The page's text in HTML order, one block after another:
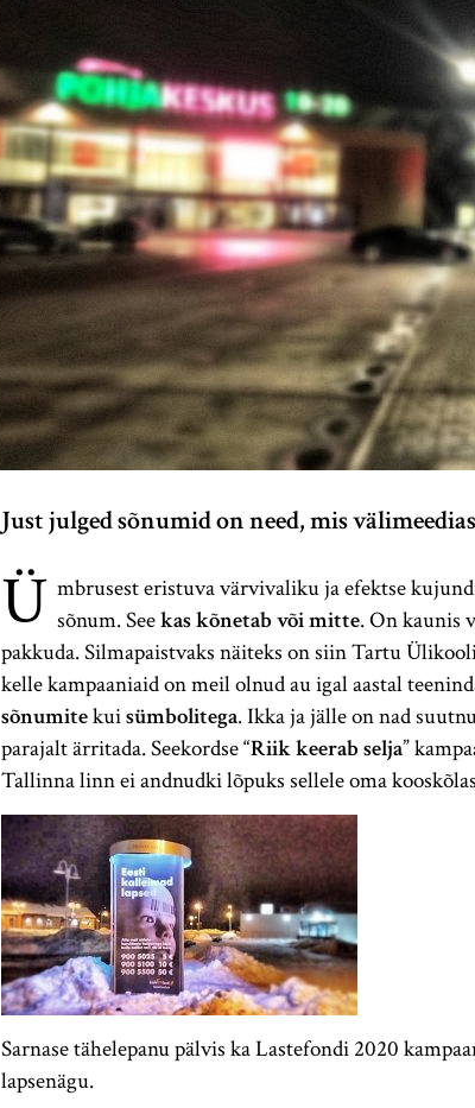
Just julged sõnumid on need, mis
Ü mbrusest eristuva värvivaliku ja efektse
sõnum. Seekas kõnetab või mitte. On kaunis
pakkuda. Silmapaistvaks näiteks on siin Tartu
kelle kampaaniaid on meil olnud au igal aastal
sõnumitekuisümbolitega. Ikka ja jälle on nad
parajalt ärritada. Seekordse “Riik keerab selja”
Tallinna linn ei andnudki lõpuks sellele oma
Sarnase tähelepanu pälvis ka Lastefondi 2020
lapsenägu.